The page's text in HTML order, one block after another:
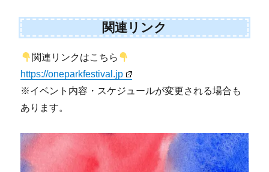
関連リンク
関連リンクはこちら
https://oneparkfestival.jp
※イベント内容・スケジュールが変更される場合も
あります。